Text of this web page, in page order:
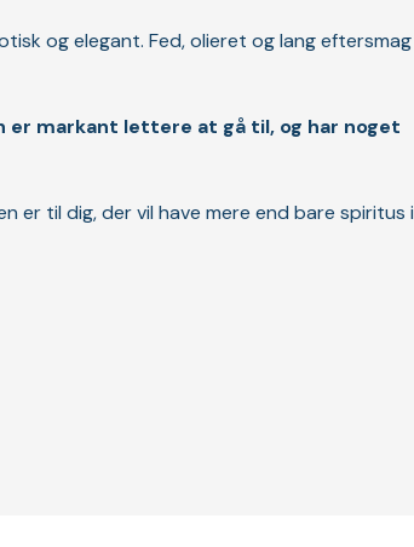
og elegant. Fed, olieret og lang eftersmag
er markant lettere at gå til, og har noget
er til dig, der vil have mere end bare spiritus i